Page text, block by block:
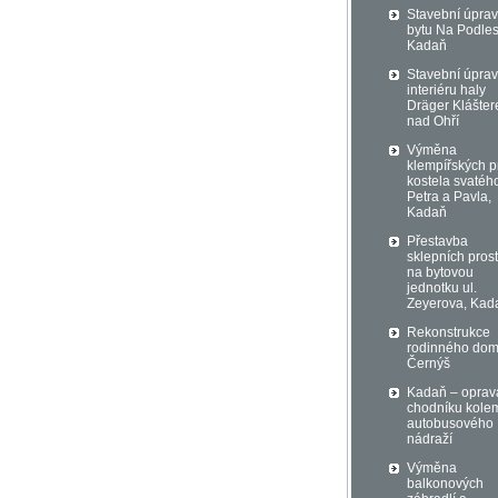
Stavební
bytu Na
Kadaň
Stavební
interiéru haly
Dräger
nad Ohří
Výměna
klempířských
kostela
Petra a Pavla,
Kadaň
Přestavba
sklepních
na bytovou
jednotku ul.
Zeyerova,
Rekonstrukce
rodinného
Černýš
Kadaň –
chodníku
autobusového
nádraží
Výměna
balkonových